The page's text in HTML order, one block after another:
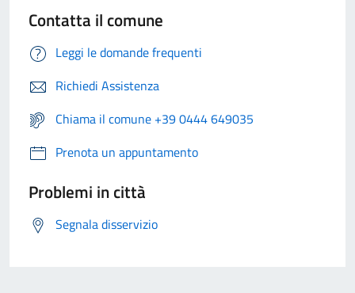
Contatta il comune
Leggi le domande frequenti
Richiedi Assistenza
Chiama il comune +39 0444 649035
Prenota un appuntamento
Problemi in città
Segnala disservizio